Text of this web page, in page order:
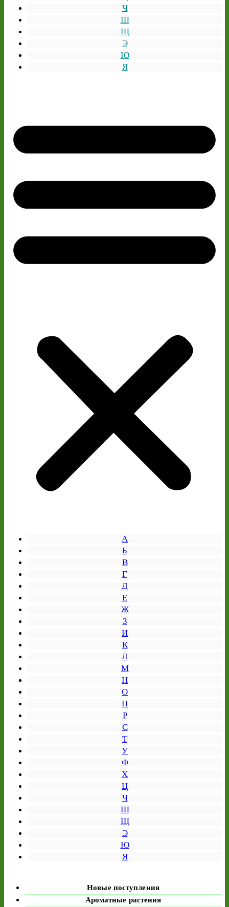
Ч
Ш
Щ
Э
Ю
Я
А
Б
В
Г
Д
Е
Ж
З
И
К
Л
М
Н
О
П
Р
С
Т
У
Ф
Х
Ц
Ч
Ш
Щ
Э
Ю
Я
Новые поступления
Ароматные растения